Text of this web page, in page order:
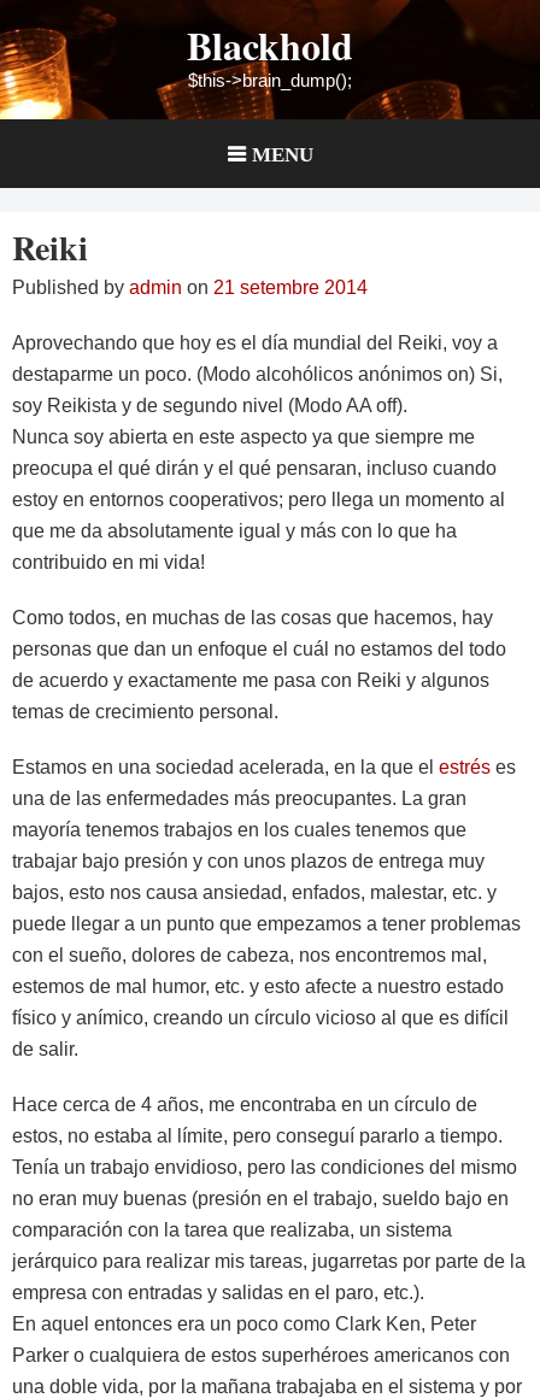
to
content
Blackhold
$this->brain_dump();
MENU
Reiki
Published by admin on 21 setembre 2014
Aprovechando que hoy es el día mundial del Reiki, voy a
destaparme un poco. (Modo alcohólicos anónimos on) Si,
soy Reikista y de segundo nivel (Modo AA off).
Nunca soy abierta en este aspecto ya que siempre me
preocupa el qué dirán y el qué pensaran, incluso cuando
estoy en entornos cooperativos; pero llega un momento al
que me da absolutamente igual y más con lo que ha
contribuido en mi vida!
Como todos, en muchas de las cosas que hacemos, hay
personas que dan un enfoque el cuál no estamos del todo
de acuerdo y exactamente me pasa con Reiki y algunos
temas de crecimiento personal.
Estamos en una sociedad acelerada, en la que el estrés es
una de las enfermedades más preocupantes. La gran
mayoría tenemos trabajos en los cuales tenemos que
trabajar bajo presión y con unos plazos de entrega muy
bajos, esto nos causa ansiedad, enfados, malestar, etc. y
puede llegar a un punto que empezamos a tener problemas
con el sueño, dolores de cabeza, nos encontremos mal,
estemos de mal humor, etc. y esto afecte a nuestro estado
físico y anímico, creando un círculo vicioso al que es difícil
de salir.
Hace cerca de 4 años, me encontraba en un círculo de
estos, no estaba al límite, pero conseguí pararlo a tiempo.
Tenía un trabajo envidioso, pero las condiciones del mismo
no eran muy buenas (presión en el trabajo, sueldo bajo en
comparación con la tarea que realizaba, un sistema
jerárquico para realizar mis tareas, jugarretas por parte de la
empresa con entradas y salidas en el paro, etc.).
En aquel entonces era un poco como Clark Ken, Peter
Parker o cualquiera de estos superhéroes americanos con
una doble vida, por la mañana trabajaba en el sistema y por